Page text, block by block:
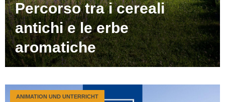
Percorso tra i cereali
antichi e le erbe
aromatiche
ANIMATION UND UNTERRICHT